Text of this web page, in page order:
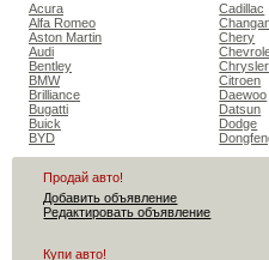
Acura
Alfa Romeo
Aston Martin
Audi
Bentley
BMW
Brilliance
Bugatti
Buick
BYD
Cadillac
Chery
Chrysler
Citroen
Daewoo
Datsun
Dodge
Продай авто!
Добавить объявление
Редактировать объявление
Купи авто!